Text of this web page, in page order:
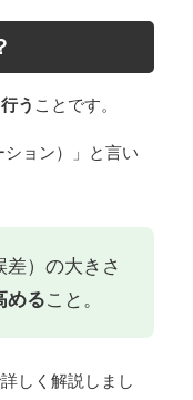
う ことです。
ョン）」と言い
）の大きさ
めること。
しく解説しまし